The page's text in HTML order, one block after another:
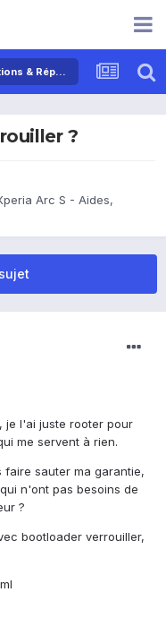
Sony Ericsson Xperia Arc S - Aides, Questions & Réponses
?
Arc S - Aides,
je l'ai juste rooter pour
me servent à rien.
faire sauter ma garantie,
n'ont pas besoins de
?
bootloader verrouiller,